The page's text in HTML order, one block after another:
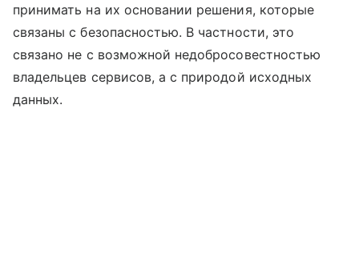
принимать на их основании решения, которые
связаны с безопасностью. В частности, это
связано не с возможной недобросовестностью
владельцев сервисов, а с природой исходных
данных.